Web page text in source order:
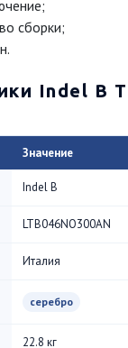
сборки;
Indel B
Значение
Indel B
LTB046NO300AN
Италия
серебро
22.8 кг